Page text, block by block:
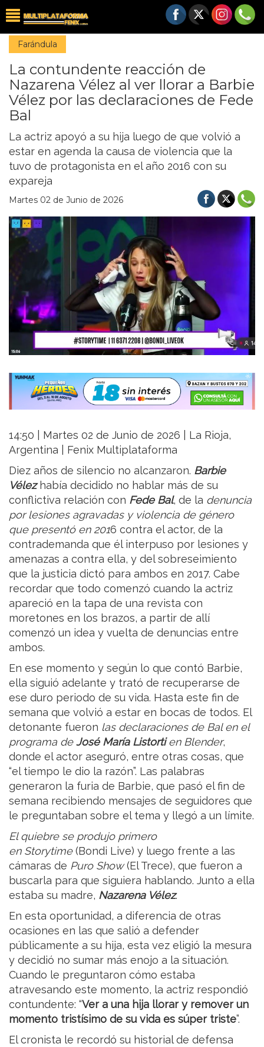
Farándula
La contundente reacción de
Nazarena Vélez al ver llorar a Barbie
Vélez por las declaraciones de Fede
Bal
La actriz apoyó a su hija luego de que volvió a
estar en agenda la causa de violencia que la
tuvo de protagonista en el año 2016 con su
expareja
Martes 02 de Junio de 2026
14:50 | Martes 02 de Junio de 2026 | La Rioja,
Argentina | Fenix Multiplataforma
Diez años de silencio no alcanzaron. Barbie
Vélezhabía decidido no hablar más de su
conflictiva relación con Fede Bal, de la denuncia
por lesiones agravadas y violencia de género
que presentó en 2016 contra el actor, de la
contrademanda que él interpuso por lesiones y
amenazas a contra ella, y del sobreseimiento
que la justicia dictó para ambos en 2017. Cabe
recordar que todo comenzó cuando la actriz
apareció en la tapa de una revista con
moretones en los brazos, a partir de allí
comenzó un idea y vuelta de denuncias entre
ambos.
En ese momento y según lo que contó Barbie,
ella siguió adelante y trató de recuperarse de
ese duro periodo de su vida. Hasta este fin de
semana que volvió a estar en bocas de todos. El
detonante fueron las declaraciones de Bal en el
programa deJosé María Listortien Blender,
donde el actor aseguró, entre otras cosas, que
“el tiempo le dio la razón”. Las palabras
generaron la furia de Barbie, que pasó el fin de
semana recibiendo mensajes de seguidores que
le preguntaban sobre el tema y llegó a un límite.
El quiebre se produjo primero
en Storytime(Bondi Live) y luego frente a las
cámaras de Puro Show(El Trece), que fueron a
buscarla para que siguiera hablando. Junto a ella
estaba su madre, Nazarena Vélez.
En esta oportunidad, a diferencia de otras
ocasiones en las que salió a defender
públicamente a su hija, esta vez eligió la mesura
y decidió no sumar más enojo a la situación.
Cuando le preguntaron cómo estaba
atravesando este momento, la actriz respondió
contundente: “Ver a una hija llorar y remover un
momento tristísimo de su vida es súper triste”.
El cronista le recordó su historial de defensa